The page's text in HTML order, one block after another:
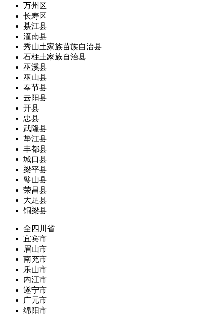
万州区
长寿区
綦江县
潼南县
秀山土家族苗族自治县
石柱土家族自治县
巫溪县
巫山县
奉节县
云阳县
开县
忠县
武隆县
垫江县
丰都县
城口县
梁平县
璧山县
荣昌县
大足县
铜梁县
全四川省
宜宾市
眉山市
南充市
乐山市
内江市
遂宁市
广元市
绵阳市